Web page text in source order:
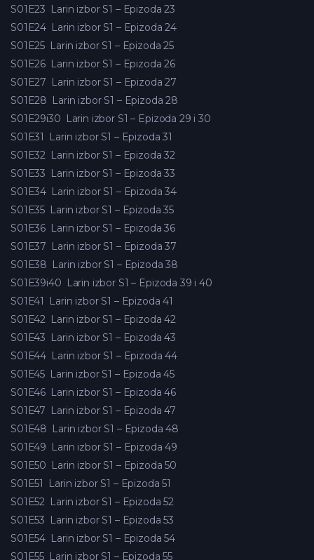
S01E23 Larin izbor S1 – Epizoda 23
S01E24 Larin izbor S1 – Epizoda 24
S01E25 Larin izbor S1 – Epizoda 25
S01E26 Larin izbor S1 – Epizoda 26
S01E27 Larin izbor S1 – Epizoda 27
S01E28 Larin izbor S1 – Epizoda 28
S01E29i30 Larin izbor S1 – Epizoda 29 i 30
S01E31
Larin izbor S1 – Epizoda 31
S01E32 Larin izbor S1 – Epizoda 32
S01E33 Larin izbor S1 – Epizoda 33
S01E34 Larin izbor S1 – Epizoda 34
S01E35 Larin izbor S1 – Epizoda 35
S01E36 Larin izbor S1 – Epizoda 36
S01E37 Larin izbor S1 – Epizoda 37
S01E38 Larin izbor S1 – Epizoda 38
S01E39i40 Larin izbor S1 – Epizoda 39 i 40
S01E41
Larin izbor S1 – Epizoda 41
S01E42 Larin izbor S1 – Epizoda 42
S01E43 Larin izbor S1 – Epizoda 43
S01E44 Larin izbor S1 – Epizoda 44
S01E45 Larin izbor S1 – Epizoda 45
S01E46 Larin izbor S1 – Epizoda 46
S01E47 Larin izbor S1 – Epizoda 47
S01E48 Larin izbor S1 – Epizoda 48
S01E49 Larin izbor S1 – Epizoda 49
S01E50 Larin izbor S1 – Epizoda 50
S01E51
Larin izbor S1 – Epizoda 51
S01E52 Larin izbor S1 – Epizoda 52
S01E53 Larin izbor S1 – Epizoda 53
S01E54 Larin izbor S1 – Epizoda 54
S01E55 Larin izbor S1 – Epizoda 55